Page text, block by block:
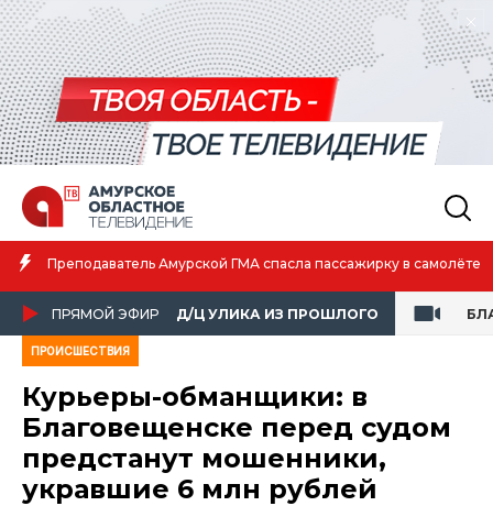
Амурская спортсменка выиграла первенство России по лёгкой
атлетике
ПРЯМОЙ ЭФИР Д/Ц УЛИКА ИЗ ПРОШЛОГО
ПРОИСШЕСТВИЯ
Курьеры-обманщики: в
Благовещенске перед судом
предстанут мошенники,
укравшие 6 млн рублей